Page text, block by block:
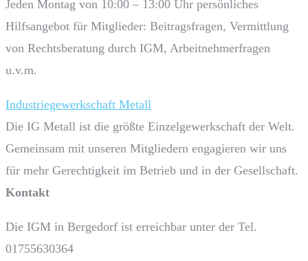
Jeden Montag von 10:00 – 13:00 Uhr persönliches
Hilfsangebot für Mitglieder: Beitragsfragen, Vermittlung
von Rechtsberatung durch IGM, Arbeitnehmerfragen
u.v.m.
Industriegewerkschaft Metall
Die IG Metall ist die größte Einzelgewerkschaft der Welt.
Gemeinsam mit unseren Mitgliedern engagieren wir uns
für mehr Gerechtigkeit im Betrieb und in der Gesellschaft.
Kontakt
Die IGM in Bergedorf ist erreichbar unter der Tel.
01755630364